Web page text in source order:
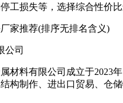
工损失等，选择综合性价比
推荐(排序无排名含义)
公司
料有限公司成立于2023年
构制作、进出口贸易、仓